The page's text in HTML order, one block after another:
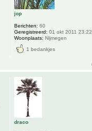
jop
Berichten: 60
Geregistreerd: 01 okt 2011 23:22
Woonplaats: Nijmegen
1 bedankjes
draco